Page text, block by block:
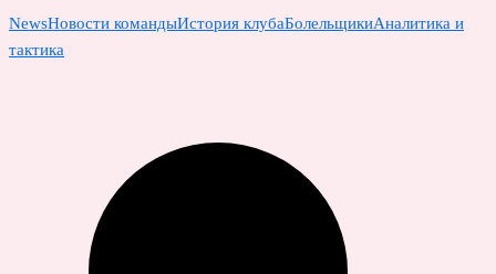
NewsНовости командыИстория клубаБолельщикиАналитика и
тактика